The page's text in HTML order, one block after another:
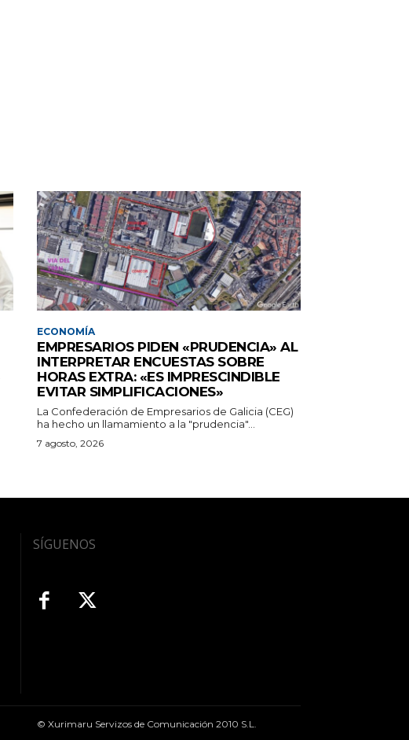
ECONOMÍA
EMPRESARIOS PIDEN «PRUDENCIA» AL
INTERPRETAR ENCUESTAS SOBRE
HORAS EXTRA: «ES IMPRESCINDIBLE
EVITAR SIMPLIFICACIONES»
La Confederación de Empresarios de Galicia (CEG)
ha hecho un llamamiento a la "prudencia"...
7 agosto, 2026
SÍGUENOS
© Xurimaru Servizos de Comunicación 2010 S.L.